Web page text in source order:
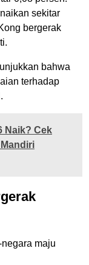
sekitar
bergerak
bahwa
terhadap
Naik? Cek
maju